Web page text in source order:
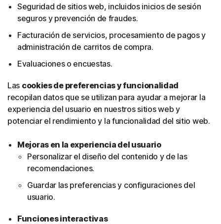
Seguridad de sitios web, incluidos inicios de sesión
seguros y prevención de fraudes.
Facturación de servicios, procesamiento de pagos y
administración de carritos de compra.
Evaluaciones o encuestas.
Las cookies de preferencias y funcionalidad
recopilan datos que se utilizan para ayudar a mejorar la
experiencia del usuario en nuestros sitios web y
potenciar el rendimiento y la funcionalidad del sitio web.
Mejoras en la experiencia del usuario
Personalizar el diseño del contenido y de las
recomendaciones.
Guardar las preferencias y configuraciones del
usuario.
Funciones interactivas